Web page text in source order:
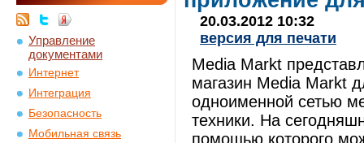
Управление
документами
Интернет
Интеграция
Безопасность
Мобильная связь
20.03.2012 10:32
версия для печати
Media Markt
магазин Media Markt
одноименной сетью
техники. На
помощью которого